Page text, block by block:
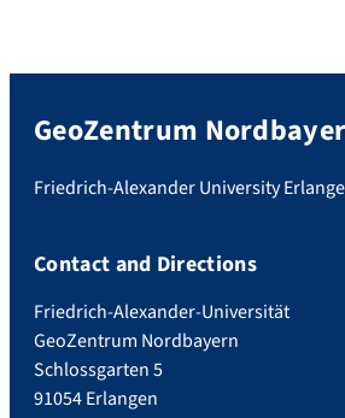
GeoZentrum
Friedrich-Alexander University
Contact and Directions
Friedrich-Alexander-Universität
GeoZentrum Nordbayern
Schlossgarten 5
91054 Erlangen